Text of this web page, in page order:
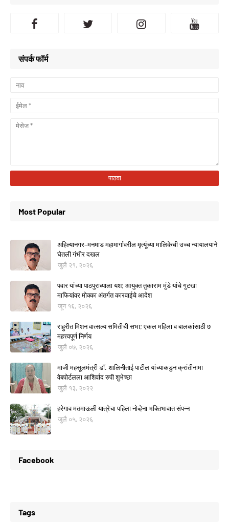
संपर्क फॉर्म
Most Popular
अहिल्यानगर–मनमाड महामार्गावरील मृत्यूंच्या मालिकेची उच्च न्यायालयाने
घेतली गंभीर दखल
जुलै २१, २०२६
पवार यांच्या पाठपुराव्याला यश; आयुक्त तुकाराम मुंडे यांचे गुटखा
माफियांवर मोक्का अंतर्गत कारवाईचे आदेश
जून १६, २०२६
राहुरीत मिशन वात्सल्य समितीची सभा; एकल महिला व बालकांसाठी ७
महत्त्वपूर्ण निर्णय
जुलै ०७, २०२६
माजी महसूलमंत्री डॉ. शालिनीताई पाटील यांच्याकडुन क्रांतीनामा
वेबपोर्टलला आशिर्वाद रुपी शुभेच्छा
जुलै १३, २०२२
हरेगाव मतमाऊली यात्रेचा पहिला नोव्हेना भक्तिभावात संपन्न
जुलै ०५, २०२६
Facebook
Tags